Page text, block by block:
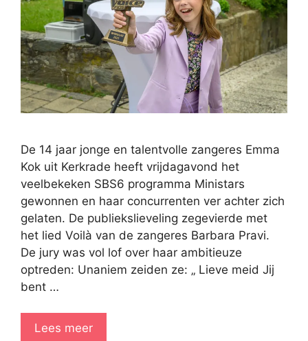
De 14 jaar jonge en talentvolle zangeres Emma
Kok uit Kerkrade heeft vrijdagavond het
veelbekeken SBS6 programma Ministars
gewonnen en haar concurrenten ver achter zich
gelaten. De publiekslieveling zegevierde met
het lied Voilà van de zangeres Barbara Pravi.
De jury was vol lof over haar ambitieuze
optreden: Unaniem zeiden ze: „ Lieve meid Jij
bent …
Lees meer